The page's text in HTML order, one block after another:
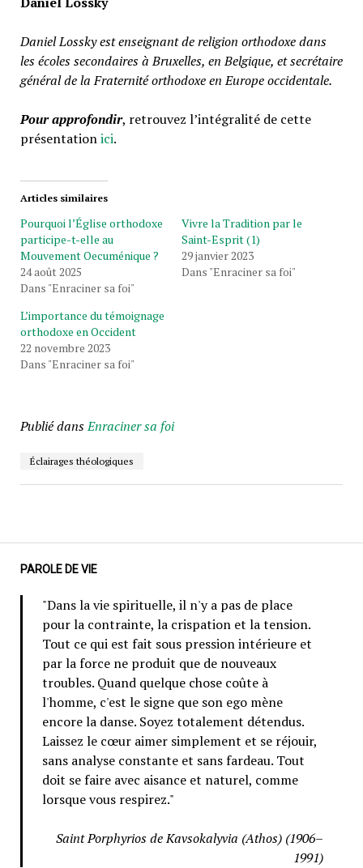
Daniel Lossky est enseignant de religion orthodoxe dans
les écoles secondaires à Bruxelles, en Belgique, et secrétaire
général de la Fraternité orthodoxe en Europe occidentale.
Pour approfondir, retrouvez l’intégralité de cette
présentationici.
Articles similaires
Pourquoi l’Église orthodoxe
participe-t-elle au
Mouvement Oecuménique ?
24 août 2025
Dans "Enraciner sa foi"
Vivre la Tradition par le
Saint-Esprit (1)
29 janvier 2023
Dans "Enraciner sa foi"
L’importance du témoignage
orthodoxe en Occident
22 novembre 2023
Dans "Enraciner sa foi"
Publié dansEnraciner sa foi
Éclairages théologiques
PAROLE DE VIE
"Dans la vie spirituelle, il n'y a pas de place
pour la contrainte, la crispation et la tension.
Tout ce qui est fait sous pression intérieure et
par la force ne produit que de nouveaux
troubles. Quand quelque chose coûte à
l'homme, c'est le signe que son ego mène
encore la danse. Soyez totalement détendus.
Laissez le cœur aimer simplement et se réjouir,
sans analyse constante et sans fardeau. Tout
doit se faire avec aisance et naturel, comme
lorsque vous respirez."
Saint Porphyrios de Kavsokalyvia (Athos) (1906–
1991)